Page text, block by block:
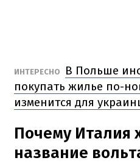
ИНТЕРЕСНО
В Польше
покупать жилье по-
изменится для
Почему Италия
название